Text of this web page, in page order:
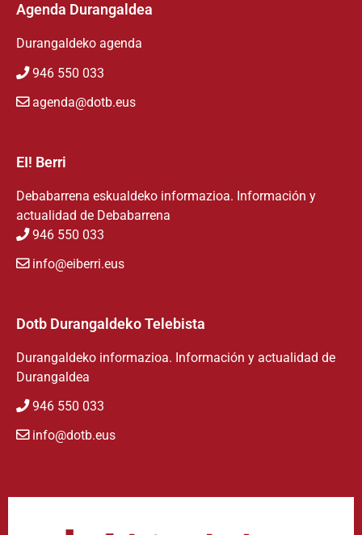
Agenda Durangaldea
Durangaldeko agenda
946 550 033
agenda@dotb.eus
EI! Berri
Debabarrena eskualdeko informazioa. Información y
actualidad de Debabarrena
946 550 033
info@eiberri.eus
Dotb Durangaldeko Telebista
Durangaldeko informazioa. Información y actualidad de
Durangaldea
946 550 033
info@dotb.eus